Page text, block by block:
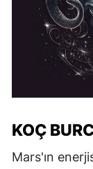
KOÇ
Mars'ın